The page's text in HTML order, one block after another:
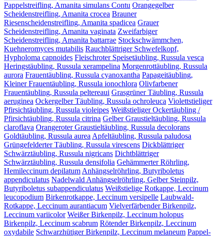
Pappelstreifling, Amanita simulans Contu Orangegelber
Scheidenstreifling, Amanita crocea Brauner
Riesenscheidenstreifling, Amanita spadicea Grauer
Scheidenstreifling, Amanita vaginata Zweifarbiger
Scheidenstreifling, Amanita battarrae Stockschwämmchen,
Kuehneromyces mutabilis Rauchblättriger Schwefelkopf,
Hypholoma capnoides Fleischroter Speisetäubling, Russula vesca
Heringstäubling, Russula xerampelina Morgenrottäubling, Russula
aurora Frauentäubling, Russula cyanoxantha Papageitäubling,
Kleiner Frauentäubling, Russula ionochlora Olivfarbener
Frauentäubling, Russula peltereaui Grasgrüner Täubling, Russula
aeruginea Ockergelber Täubling, Russula ochroleuca Violettstieliger
Pfirsichtäubling, Russula violeipes Weißstieliger Ockertäubling /
Pfirsichtäubling, Russula citrina Gelber Graustieltäubling, Russula
claroflava Orangeroter Graustieltäubling, Russula decolorans
Goldtäubling, Russula aureaApfeltäubling, Russula paludosa
Grüngefelderter Täubling, Russula virescens Dickblättriger
Schwärztäubling, Russula nigricans Dichtblättriger
Schwärztäubling, Russula densifolia Gehämmerter Röhrling,
Hemileccinum depilatumAnhängselröhrling, Butyriboletus
appendiculatus Nadelwald Anhängselröhrling, Gelber Steinpilz,
Butyriboletus subappendiculatus Weißstielige Rotkappe, Leccinum
leucopodium Birkenrotkappe, Leccinum versipelle Laubwald-
Rotkappe, Leccinum aurantiacum Vielverfärbender Birkenpilz,
Leccinum variicolor Weißer Birkenpilz, Leccinum holopus
Birkenpilz, Leccinum scabrum Rötender Birkenpilz, Leccinum
oxydabile Schwarzhütiger Birkenpilz, Leccinum melaneum Pappel-